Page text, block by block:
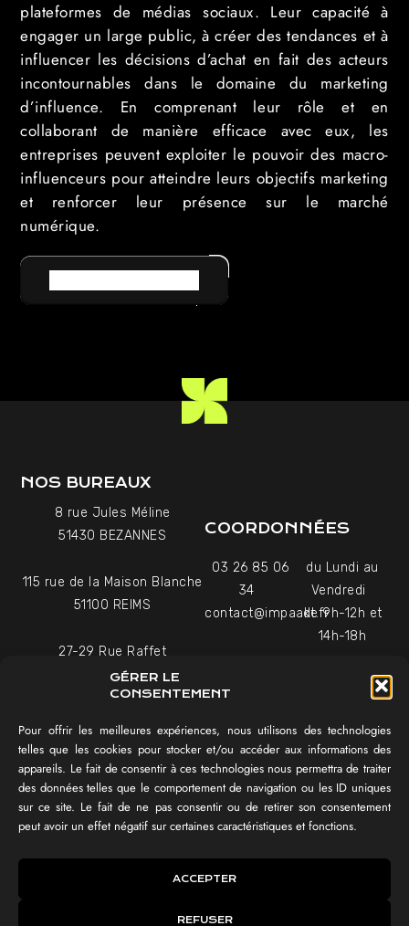
GÉRER LE
CONSENTEMENT
Pour offrir les meilleures expériences, nous utilisons des technologies
telles que les cookies pour stocker et/ou accéder aux informations des
appareils. Le fait de consentir à ces technologies nous permettra de traiter
des données telles que le comportement de navigation ou les ID uniques
sur ce site. Le fait de ne pas consentir ou de retirer son consentement
peut avoir un effet négatif sur certaines caractéristiques et fonctions.
ACCEPTER
REFUSER
plateformes de médias sociaux. Leur capacité à
engager un large public, à créer des tendances et à
influencer les décisions d’achat en fait des acteurs
incontournables dans le domaine du marketing
d’influence. En comprenant leur rôle et en
collaborant de manière efficace avec eux, les
entreprises peuvent exploiter le pouvoir des macro-
influenceurs pour atteindre leurs objectifs marketing
et renforcer leur présence sur le marché
numérique.
NOS BUREAUX
8 rue Jules Méline
51430 BEZANNES
115 rue de la Maison Blanche
51100 REIMS
27-29 Rue Raffet
75016 PARIS
COORDONNÉES
03 26 85 06
34
contact@impaakt.fr
du Lundi au
Vendredi
de 9h-12h et
14h-18h
vous
NAVIGATION
Témoignages vidéo
Équipe
Réalisations
IMPAAKT GROUP®
Lexique du digital